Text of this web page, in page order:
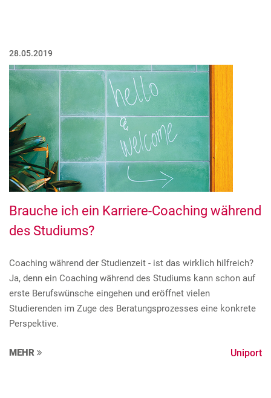
28.05.2019
Brauche ich ein Karriere-Coaching während
des Studiums?
Coaching während der Studienzeit - ist das wirklich hilfreich?
Ja, denn ein Coaching während des Studiums kann schon auf
erste Berufswünsche eingehen und eröffnet vielen
Studierenden im Zuge des Beratungsprozesses eine konkrete
Perspektive.
MEHR Uniport